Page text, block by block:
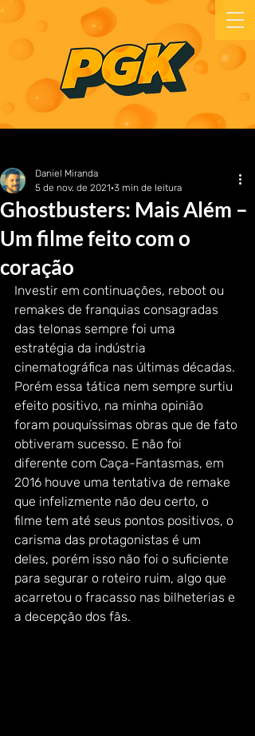
Ghostbusters: Mais Além –
Um filme feito com o
coração
Daniel Miranda
5 de nov. de 2021 3 min de leitura
Investir em continuações, reboot ou
remakes de franquias consagradas
das telonas sempre foi uma
estratégia da indústria
cinematográfica nas últimas décadas.
Porém essa tática nem sempre surtiu
efeito positivo, na minha opinião
foram pouquíssimas obras que de fato
obtiveram sucesso. E não foi
diferente com Caça-Fantasmas, em
2016 houve uma tentativa de remake
que infelizmente não deu certo, o
filme tem até seus pontos positivos, o
carisma das protagonistas é um
deles, porém isso não foi o suficiente
para segurar o roteiro ruim, algo que
acarretou o fracasso nas bilheterias e
a decepção dos fãs.